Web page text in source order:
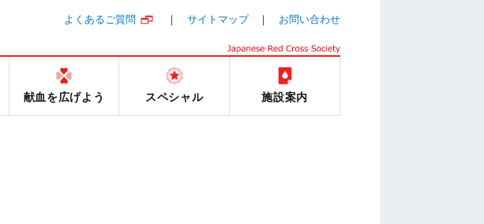
よくあるご質問 サイトマップ お問い合わせ
献血を広げよう スペシャル 施設案内